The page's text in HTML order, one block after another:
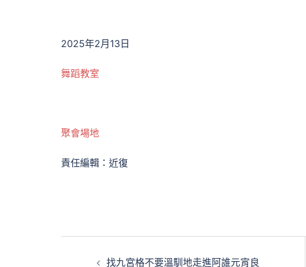
2025年2月13日
舞蹈教室
聚會場地
責任編輯：近復
找九宮格不要溫馴地走進阿誰元宵良